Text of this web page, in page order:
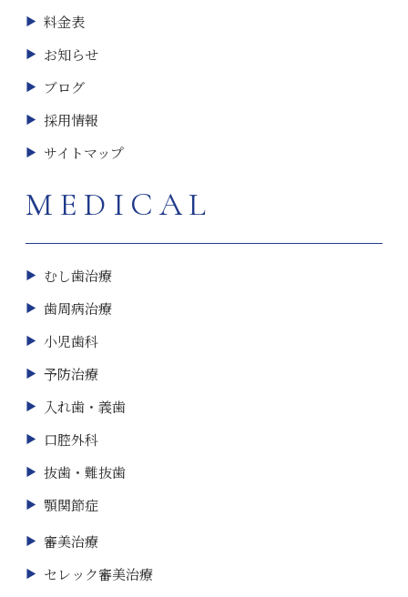
料金表
お知らせ
ブログ
採用情報
サイトマップ
MEDICAL
むし歯治療
歯周病治療
小児歯科
予防治療
入れ歯・義歯
口腔外科
抜歯・難抜歯
顎関節症
審美治療
セレック審美治療